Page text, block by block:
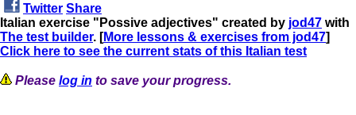
Twitter Share
Italian exercise "Possive adjectives" created by jod47 with
The test builder. [More lessons & exercises from jod47]
Click here to see the current stats of this Italian test
Please log in to save your progress.